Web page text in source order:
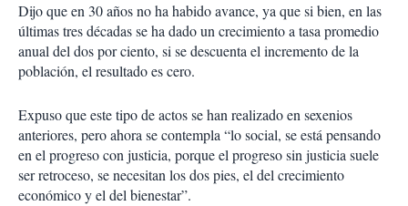
Dijo que en 30 años no ha habido avance, ya que si bien, en las
últimas tres décadas se ha dado un crecimiento a tasa promedio
anual del dos por ciento, si se descuenta el incremento de la
población, el resultado es cero.
Expuso que este tipo de actos se han realizado en sexenios
anteriores, pero ahora se contempla “lo social, se está pensando
en el progreso con justicia, porque el progreso sin justicia suele
ser retroceso, se necesitan los dos pies, el del crecimiento
económico y el del bienestar”.